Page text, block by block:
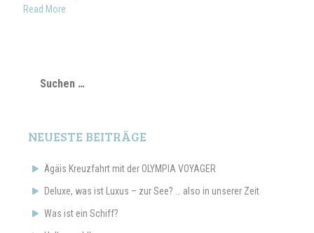
Read More
nach:
NEUESTE BEITRÄGE
Ägäis Kreuzfahrt mit der OLYMPIA VOYAGER
Deluxe, was ist Luxus – zur See? … also in unserer Zeit
Was ist ein Schiff?